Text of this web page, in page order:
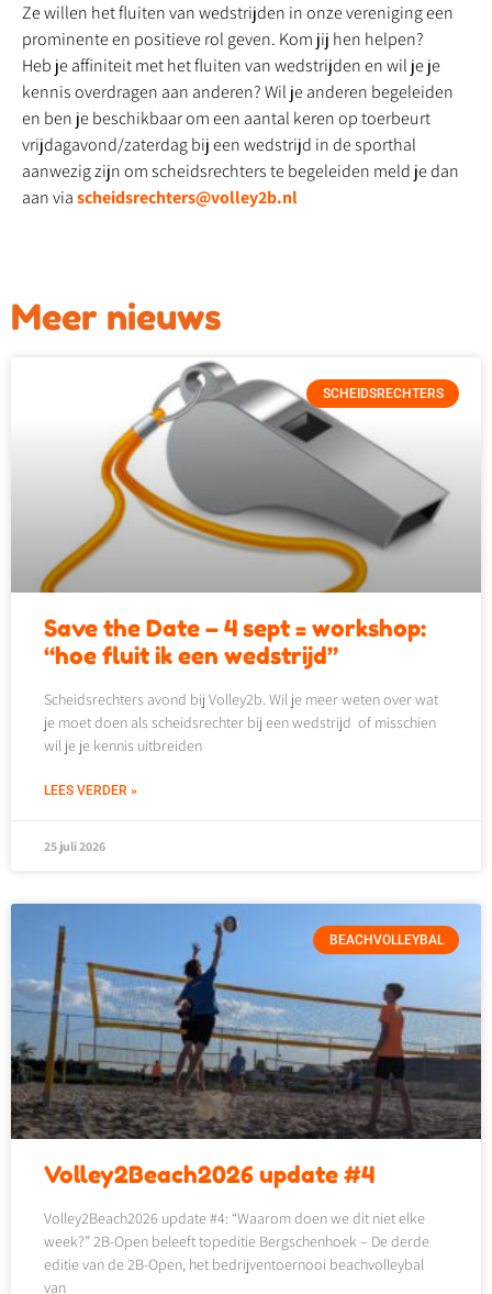
Ze willen het fluiten van wedstrijden in onze vereniging een
prominente en positieve rol geven. Kom jij hen helpen?
Heb je affiniteit met het fluiten van wedstrijden en wil je je
kennis overdragen aan anderen? Wil je anderen begeleiden
en ben je beschikbaar om een aantal keren op toerbeurt
vrijdagavond/zaterdag bij een wedstrijd in de sporthal
aanwezig zijn om scheidsrechters te begeleiden meld je dan
aan viascheidsrechters@volley2b.nl
Meer nieuws
SCHEIDSRECHTERS
Save the Date – 4 sept = workshop:
“hoe fluit ik een wedstrijd”
Scheidsrechters avond bij Volley2b. Wil je meer weten over wat
je moet doen als scheidsrechter bij een wedstrijd of misschien
wil je je kennis uitbreiden
LEES VERDER »
25 juli 2026
BEACHVOLLEYBAL
Volley2Beach2026 update #4
Volley2Beach2026 update #4: “Waarom doen we dit niet elke
week?” 2B-Open beleeft topeditie Bergschenhoek – De derde
editie van de 2B-Open, het bedrijventoernooi beachvolleybal
van